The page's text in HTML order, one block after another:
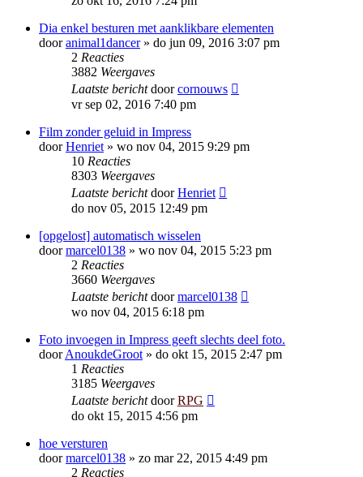
Dia enkel besturen met aanklikbare elementen
dooranimal1dancer» do jun 09, 2016 3:07 pm
2 Reacties
3882 Weergaves
Laatste berichtdoorcornouws
vr sep 02, 2016 7:40 pm
Film zonder geluid in Impress
doorHenriet » wo nov 04, 2015 9:29 pm
10 Reacties
8303 Weergaves
Laatste berichtdoorHenriet
do nov 05, 2015 12:49 pm
[opgelost] automatisch wisselen
doormarcel0138 » wo nov 04, 2015 5:23 pm
2 Reacties
3660 Weergaves
Laatste berichtdoormarcel0138
wo nov 04, 2015 6:18 pm
Foto invoegen in Impress geeft slechts deel foto.
doorAnoukdeGroot » do okt 15, 2015 2:47 pm
1 Reacties
3185 Weergaves
Laatste berichtdoorRPG
do okt 15, 2015 4:56 pm
hoe versturen
doormarcel0138 » zo mar 22, 2015 4:49 pm
2 Reacties